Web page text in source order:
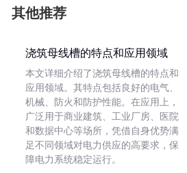
其他推荐
浇筑母线槽的特点和应用领域
本文详细介绍了浇筑母线槽的特点和
应用领域。其特点包括良好的电气、
机械、防火和防护性能。在应用上，
广泛用于商业建筑、工业厂房、医院
和数据中心等场所，凭借自身优势满
足不同领域对电力供应的高要求，保
障电力系统稳定运行。